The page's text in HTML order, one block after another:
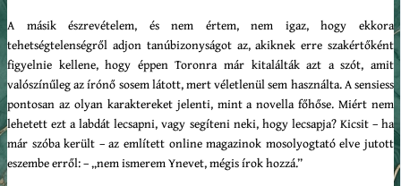
A másik észrevételem, és nem értem, nem igaz, hogy ekkora
tehetségtelenségről adjon tanúbizonyságot az, akiknek erre szakértőként
figyelnie kellene, hogy éppen Toronra már kitalálták azt a szót, amit
valószínűleg az írónő sosem látott, mert véletlenül sem használta. A sensiess
pontosan az olyan karaktereket jelenti, mint a novella főhőse. Miért nem
lehetett ezt a labdát lecsapni, vagy segíteni neki, hogy lecsapja? Kicsit – ha
már szóba került – az említett online magazinok mosolyogtató elve jutott
eszembe erről: – „nem ismerem Ynevet, mégis írok hozzá.”